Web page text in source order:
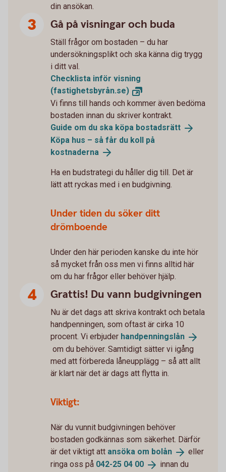
din ansökan.
Gå på visningar och buda
Ställ frågor om bostaden – du har
undersökningsplikt och ska känna dig trygg
i ditt val.
Checklista inför visning
(fastighetsbyrån.se)
Vi finns till hands och kommer även bedöma
bostaden innan du skriver kontrakt.
Guide om du ska köpa bostadsrätt
Köpa hus – så får du koll på
kostnaderna
Ha en budstrategi du håller dig till. Det är
lätt att ryckas med i en budgivning.
Under tiden du söker ditt
drömboende
Under den här perioden kanske du inte hör
så mycket från oss men vi finns alltid här
om du har frågor eller behöver hjälp.
Grattis! Du vann budgivningen
Nu är det dags att skriva kontrakt och betala
handpenningen, som oftast är cirka 10
procent. Vi erbjuder handpenningslån
om du behöver. Samtidigt sätter vi igång
med att förbereda låneupplägg – så att allt
är klart när det är dags att flytta in.
Viktigt:
När du vunnit budgivningen behöver
bostaden godkännas som säkerhet. Därför
är det viktigt att ansöka om bolån
eller
ringa oss på 042-25 04 00
innan du